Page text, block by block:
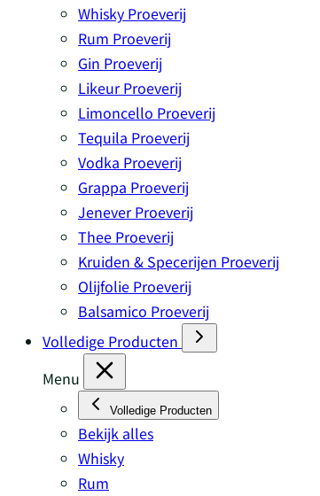
Whisky Proeverij
Rum Proeverij
Gin Proeverij
Likeur Proeverij
Limoncello Proeverij
Tequila Proeverij
Vodka Proeverij
Grappa Proeverij
Jenever Proeverij
Thee Proeverij
Kruiden & Specerijen Proeverij
Olijfolie Proeverij
Balsamico Proeverij
Volledige Producten
Menu
Volledige Producten
Bekijk alles
Whisky
Rum